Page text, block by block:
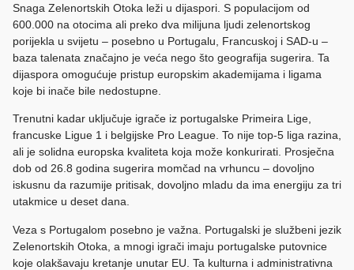
Snaga Zelenortskih Otoka leži u dijaspori. S populacijom od
600.000 na otocima ali preko dva milijuna ljudi zelenortskog
porijekla u svijetu – posebno u Portugalu, Francuskoj i SAD-u –
baza talenata značajno je veća nego što geografija sugerira. Ta
dijaspora omogućuje pristup europskim akademijama i ligama
koje bi inače bile nedostupne.
Trenutni kadar uključuje igrače iz portugalske Primeira Lige,
francuske Ligue 1 i belgijske Pro League. To nije top-5 liga razina,
ali je solidna europska kvaliteta koja može konkurirati. Prosječna
dob od 26.8 godina sugerira momčad na vrhuncu – dovoljno
iskusnu da razumije pritisak, dovoljno mladu da ima energiju za tri
utakmice u deset dana.
Veza s Portugalom posebno je važna. Portugalski je službeni jezik
Zelenortskih Otoka, a mnogi igrači imaju portugalske putovnice
koje olakšavaju kretanje unutar EU. Ta kulturna i administrativna